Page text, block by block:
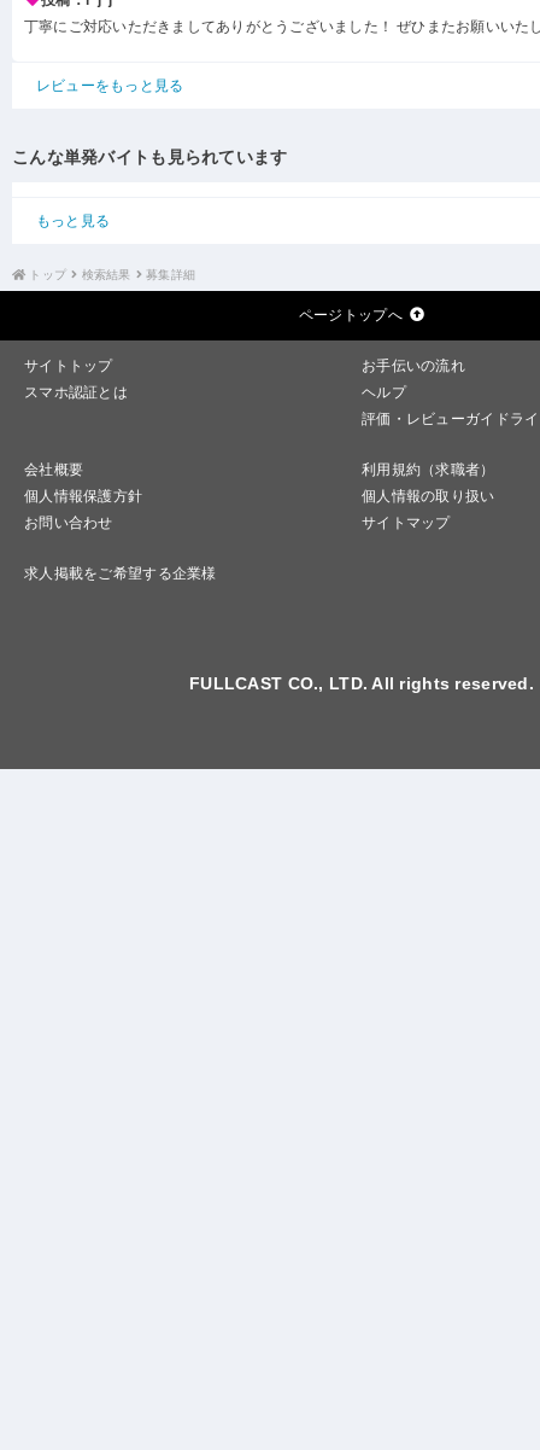
丁寧にご対応いただきましてありがとうございました！ ぜひまたお願いいた
レビューをもっと見る
こんな単発バイトも見られています
もっと見る
トップ 検索結果 募集詳細
ページトップへ
サイトトップ
お手伝いの流れ
スマホ認証とは
ヘルプ
評価・レビューガイドラ
会社概要
利用規約（求職者）
個人情報保護方針
個人情報の取り扱い
お問い合わせ
サイトマップ
求人掲載をご希望する企業様
FULLCAST CO., LTD. All rights reserved.